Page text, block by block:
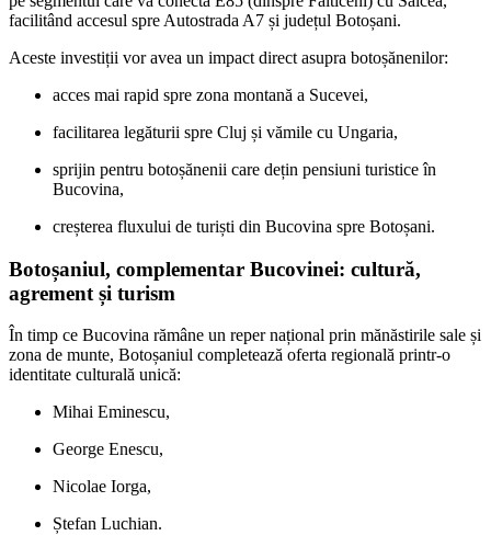
facilitând accesul spre Autostrada A7 și județul Botoșani.
Aceste investiții vor avea un impact direct asupra botoșănenilor:
acces mai rapid spre zona montană a Sucevei,
facilitarea legăturii spre Cluj și vămile cu Ungaria,
sprijin pentru botoșănenii care dețin pensiuni turistice în
Bucovina,
creșterea fluxului de turiști din Bucovina spre Botoșani.
Botoșaniul, complementar Bucovinei: cultură,
agrement și turism
În timp ce Bucovina rămâne un reper național prin mănăstirile sale și
zona de munte, Botoșaniul completează oferta regională printr-o
identitate culturală unică:
Mihai Eminescu,
George Enescu,
Nicolae Iorga,
Ștefan Luchian.